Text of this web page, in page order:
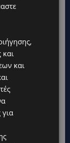
για
«Ασέβεια προς
κατά
από το
και